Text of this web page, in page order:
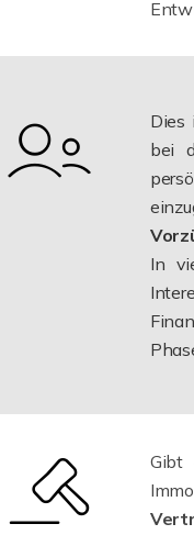
Dies
bei
In
Gibt